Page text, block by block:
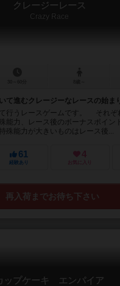
クレージーレース
Crazy Race
て進むクレージーなレースの始ま
行うレースゲームです。 それぞ
能力、レース後のボーナスポイン
殊能力が大きいものはレース後...
61
経験あり
4
お気に入り
再入荷までお待ち下さい
ップケーキ エンパイア